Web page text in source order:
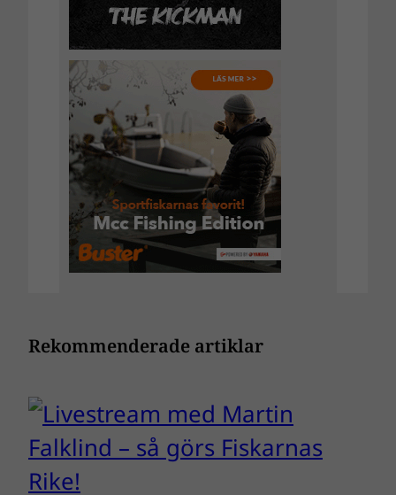
Rekommenderade artiklar